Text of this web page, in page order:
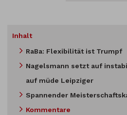
Inhalt
RaBa: Flexibilität ist Trumpf
Nagelsmann setzt auf
auf müde Leipziger
Spannender
Kommentare